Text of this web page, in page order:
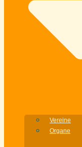
Vereine
Organe